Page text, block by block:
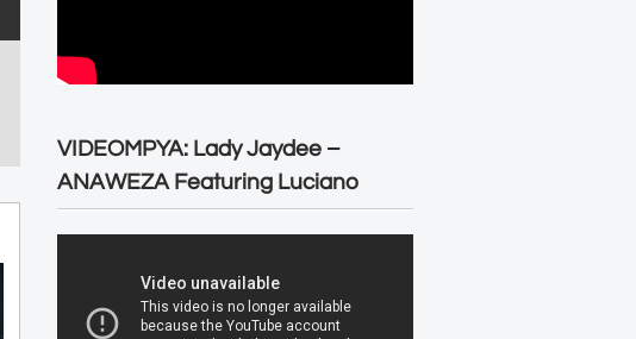
VIDEOMPYA: Lady Jaydee –
ANAWEZA Featuring Luciano